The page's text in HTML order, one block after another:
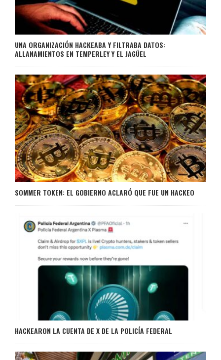
UNA ORGANIZACIÓN HACKEABA Y FILTRABA DATOS:
ALLANAMIENTOS EN TEMPERLEY Y EL JAGÜEL
SOMMER TOKEN: EL GOBIERNO ACLARÓ QUE FUE UN HACKEO
HACKEARON LA CUENTA DE X DE LA POLICÍA FEDERAL